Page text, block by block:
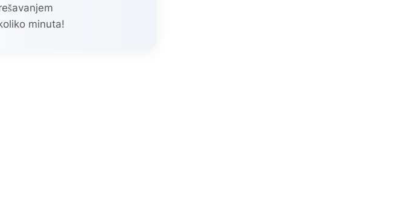
minuta!